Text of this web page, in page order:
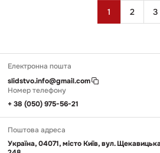
Пагінація
1 2 3
Електронна пошта
slidstvo.info@gmail.com
Номер телефону
+ 38 (050) 975-56-21
Поштова адреса
Україна, 04071, місто Київ, вул.